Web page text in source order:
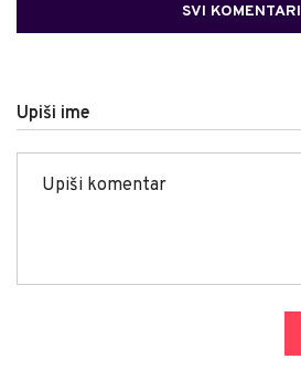
SVI KOMENTARI
Upiši ime